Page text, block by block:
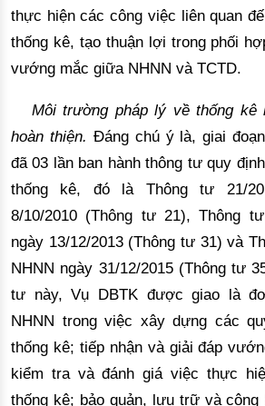
thực hiện các công việc liên quan
thống kê, tạo thuận lợi trong phối
vướng mắc giữa NHNN và TCTD.
Môi trường
hoàn thiện. Đáng chú ý là, giai
đã 03 lần ban hành thông tư quy
thống kê, đó là Thông tư 21/
8/10/2010 (Thông tư 21), Thông tư
ngày 13/12/2013 (Thông tư 31) và
NHNN ngày 31/12/2015 (Thông tư
tư này, Vụ DBTK được giao là
NHNN trong việc xây dựng các
thống kê; tiếp nhận và giải đáp
kiểm tra và đánh giá việc thực
thống kê; bảo quản, lưu trữ và công